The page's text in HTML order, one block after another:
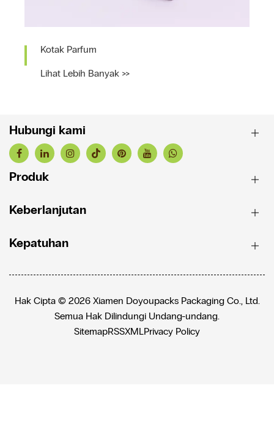
Kotak Hadiah Pakaian
Lihat Lebih Banyak >>
Hubungi kami
Produk
Keberlanjutan
Kepatuhan
Hak Cipta © 2026 Xiamen Doyoupacks Packaging Co., Ltd.
Semua Hak Dilindungi Undang-undang.
SitemapRSSXMLPrivacy Policy